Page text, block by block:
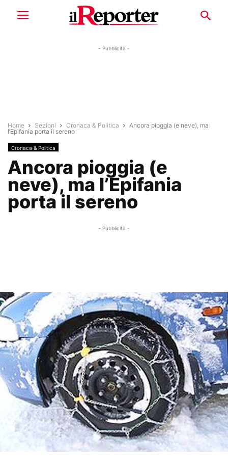
- Pubblicità -
Home Sezioni Cronaca & Politica
Ancora pioggia (e neve), ma
l’Epifania porta il sereno
Cronaca & Politica
Ancora pioggia (e
neve), ma l’Epifania
porta il sereno
- Pubblicità -